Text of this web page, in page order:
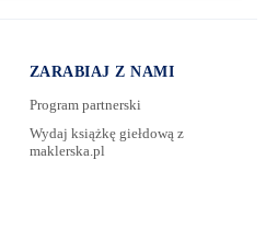
ZARABIAJ Z NAMI
Program partnerski
Wydaj książkę giełdową z
maklerska.pl